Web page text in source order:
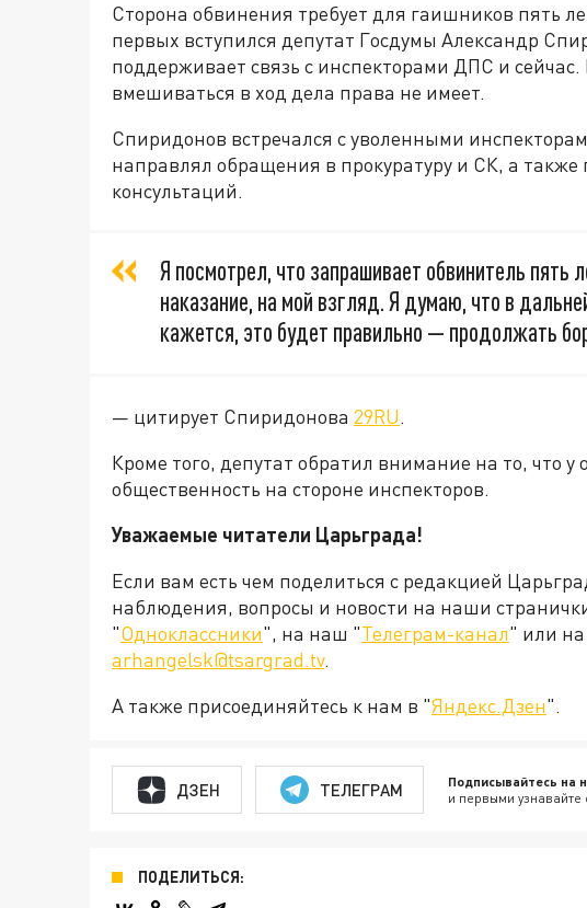
Сторона обвинения требует для гаишников пять
первых вступился депутат Госдумы Александр
поддерживает связь с инспекторами ДПС и сейчас.
вмешиваться в ход дела права не имеет.
Спиридонов встречался с уволенными
направлял обращения в прокуратуру и СК, а
консультаций.
Я посмотрел, что запрашивает обвинитель пять
наказание, на мой взгляд. Я думаю, что в
кажется, это будет правильно — продолжать
— цитирует Спиридонова 29RU.
Кроме того, депутат обратил внимание на то, что
общественность на стороне инспекторов.
Уважаемые читатели Царьграда!
Если вам есть чем поделиться с редакцией
наблюдения, вопросы и новости на наши
"Одноклассники", на наш "Телеграм-канал" или на
arhangelsk@tsargrad.tv.
А также присоединяйтесь к нам в "Яндекс.Дзен".
ДЗЕН ТЕЛЕГРАМ Подписывайтесь на
и первыми узнавайте
ПОДЕЛИТЬСЯ: